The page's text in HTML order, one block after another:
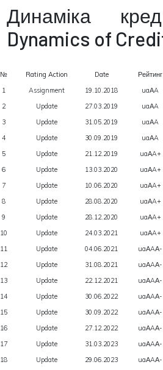
Динаміка
Dynamics of
№ Rating Action Date
Рейтинг
1
Assignment 19.10.2018
uaАA
2
Update 27.03.2019
uaАA
3
Update 31.05.2019
uaАA
4
Update 30.09.2019
uaАA
5
Update 21.12.2019
uaАA+
6
Update 13.03.2020
uaАA+
7
Update 10.06.2020
uaАA+
8
Update 28.08.2020
uaАA+
9
Update 28.12.2020
uaАA+
10
Update 24.03.2021
uaАA+
11
Update 04.06.2021
uaАAА-
12
Update 31.08.2021
uaАAА-
13
Update 22.12.2021
uaАAА-
14
Update 30.06.2022
uaАAА-
15
Update 30.09.2022
uaАAА-
16
Update 27.12.2022
uaАAА-
17
Update 31.03.2023
uaАAА-
18
Update 29.06.2023
uaАAА-